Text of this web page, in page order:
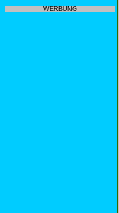
WERBUNG